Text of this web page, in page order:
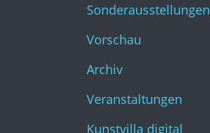
Sonderausstellungen
Vorschau
Archiv
Veranstaltungen
Kunstvilla digital